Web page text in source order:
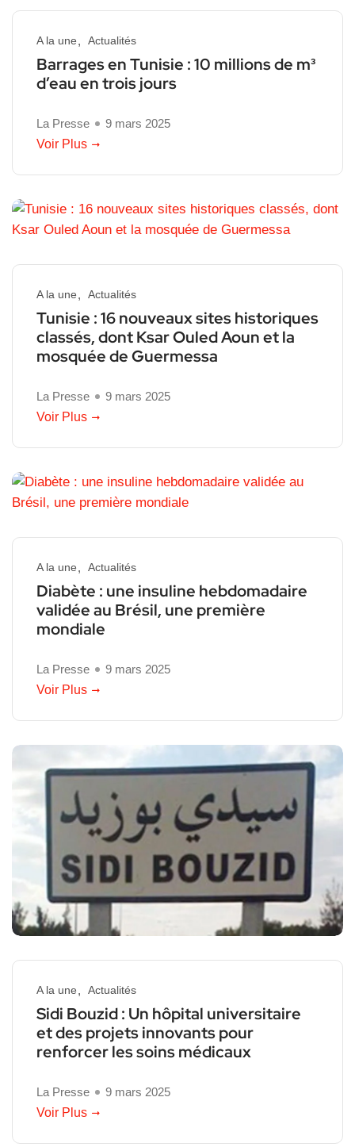
A la une Actualités
Barrages en Tunisie : 10 millions de m³
d’eau en trois jours
La Presse
9 mars 2025
Voir Plus
A la une Actualités
Tunisie : 16 nouveaux sites historiques
classés, dont Ksar Ouled Aoun et la
mosquée de Guermessa
La Presse
9 mars 2025
Voir Plus
A la une Actualités
Diabète : une insuline hebdomadaire
validée au Brésil, une première
mondiale
La Presse
9 mars 2025
Voir Plus
A la une Actualités
Sidi Bouzid : Un hôpital universitaire
et des projets innovants pour
renforcer les soins médicaux
La Presse
9 mars 2025
Voir Plus